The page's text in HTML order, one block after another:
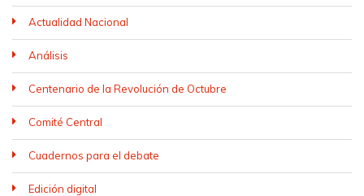
Actualidad Nacional
Análisis
Centenario de la Revolución de Octubre
Comité Central
Cuadernos para el debate
Edición digital